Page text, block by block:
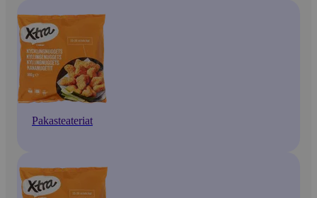
Pakasteateriat